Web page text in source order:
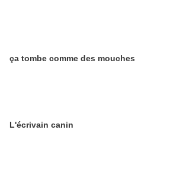
ça tombe comme des mouches
L'écrivain canin